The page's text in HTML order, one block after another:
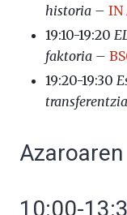
historia – IN
19:10-19:20
faktoria –
19:20-19:30
10:00-